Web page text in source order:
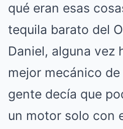
qué eran esas
tequila barato del
Daniel, alguna vez
mejor mecánico
gente decía que
un motor solo con